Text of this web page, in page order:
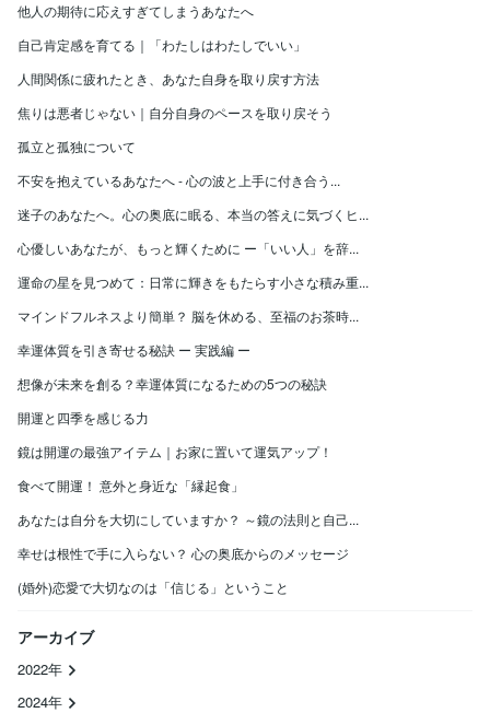
他人の期待に応えすぎてしまうあなたへ
自己肯定感を育てる｜「わたしはわたしでいい」
人間関係に疲れたとき、あなた自身を取り戻す方法
焦りは悪者じゃない｜自分自身のペースを取り戻そう
孤立と孤独について
不安を抱えているあなたへ - 心の波と上手に付き合う...
迷子のあなたへ。心の奥底に眠る、本当の答えに気づくヒ...
心優しいあなたが、もっと輝くために ー「いい人」を辞...
運命の星を見つめて：日常に輝きをもたらす小さな積み重...
マインドフルネスより簡単？ 脳を休める、至福のお茶時...
幸運体質を引き寄せる秘訣 ー 実践編 ー
想像が未来を創る？幸運体質になるための5つの秘訣
開運と四季を感じる力
鏡は開運の最強アイテム｜お家に置いて運気アップ！
食べて開運！ 意外と身近な「縁起食」
あなたは自分を大切にしていますか？ ～鏡の法則と自己...
幸せは根性で手に入らない？ 心の奥底からのメッセージ
(婚外)恋愛で大切なのは「信じる」ということ
アーカイブ
2022年
2024年